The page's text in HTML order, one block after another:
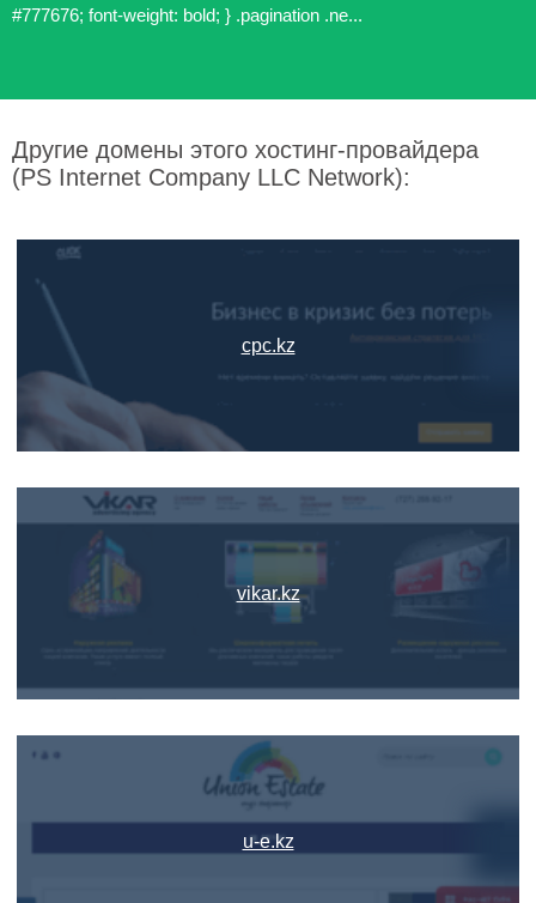
#777676; font-weight: bold; } .pagination .ne...
Другие домены этого хостинг-провайдера
(PS Internet Company LLC Network):
cpc.kz
vikar.kz
u-e.kz